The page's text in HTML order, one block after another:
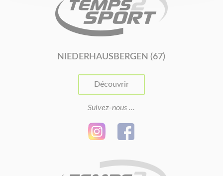
NIEDERHAUSBERGEN (67)
Découvrir
Suivez-nous ...